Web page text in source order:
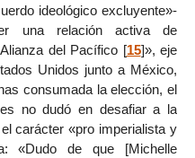
ideológico excluyente»-
una relación activa de
del Pacífico [15]», eje
Unidos junto a México,
consumada la elección, el
no dudó en desafiar a la
carácter «pro imperialista y
«Dudo de que [Michelle